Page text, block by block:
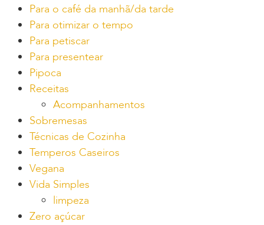
Para o café da manhã/da tarde
Para otimizar o tempo
Para petiscar
Para presentear
Pipoca
Receitas
Acompanhamentos
Sobremesas
Técnicas de Cozinha
Temperos Caseiros
Vegana
Vida Simples
limpeza
Zero açúcar